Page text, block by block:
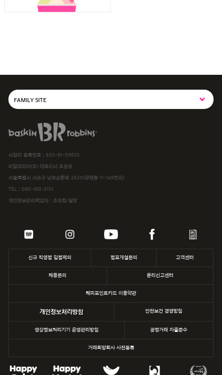
FAMILY SITE
SPC MAGAZINE
해피포인트카드
파스쿠찌
삼립
던킨
baskiN robbiNs
사업자 등록번호 : 303-81-09535
비알코리아(주) 대표이사 조윤상
서울특별시 서초구 남부순환로 2620(양재동 11-149번지)
TEL : 080-555-3131
개인정보관리책임자 : 조성희/실장
신규 직영점 입점제의 점포개설문의 고객센터
채용문의 윤리신고센터
해피포인트카드 이용약관
개인정보처리방침 안전보건 경영방침
영상정보처리기기 운영관리방침 공정거래 자율준수
거래희망회사 사전등록